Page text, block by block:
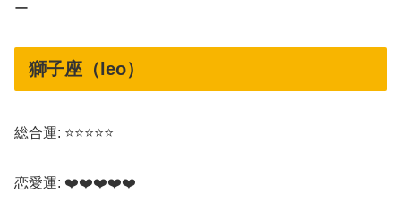
ー
獅子座（leo）
総合運: ⭐⭐⭐⭐⭐
恋愛運: ❤️❤️❤️❤️❤️